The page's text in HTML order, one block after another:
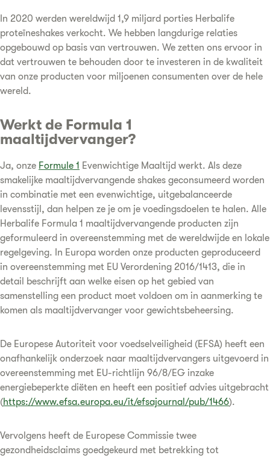
In 2020 werden wereldwijd 1,9 miljard porties Herbalife
proteïneshakes verkocht. We hebben langdurige relaties
opgebouwd op basis van vertrouwen. We zetten ons ervoor in
dat vertrouwen te behouden door te investeren in de kwaliteit
van onze producten voor miljoenen consumenten over de hele
wereld.
Werkt de Formula 1
maaltijdvervanger?
Ja, onze Formule 1 Evenwichtige Maaltijd werkt. Als deze
smakelijke maaltijdvervangende shakes geconsumeerd worden
in combinatie met een evenwichtige, uitgebalanceerde
levensstijl, dan helpen ze je om je voedingsdoelen te halen. Alle
Herbalife Formula 1 maaltijdvervangende producten zijn
geformuleerd in overeenstemming met de wereldwijde en lokale
regelgeving. In Europa worden onze producten geproduceerd
in overeenstemming met EU Verordening 2016/1413, die in
detail beschrijft aan welke eisen op het gebied van
samenstelling een product moet voldoen om in aanmerking te
komen als maaltijdvervanger voor gewichtsbeheersing.
De Europese Autoriteit voor voedselveiligheid (EFSA) heeft een
onafhankelijk onderzoek naar maaltijdvervangers uitgevoerd in
overeenstemming met EU-richtlijn 96/8/EG inzake
energiebeperkte diëten en heeft een positief advies uitgebracht
(https://www.efsa.europa.eu/it/efsajournal/pub/1466).
Vervolgens heeft de Europese Commissie twee
gezondheidsclaims goedgekeurd met betrekking tot